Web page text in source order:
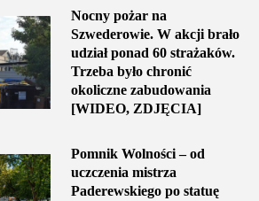
Nocny pożar na
Szwederowie. W akcji brało
udział ponad 60 strażaków.
Trzeba było chronić
okoliczne zabudowania
[WIDEO, ZDJĘCIA]
Pomnik Wolności – od
uczczenia mistrza
Paderewskiego po statuę